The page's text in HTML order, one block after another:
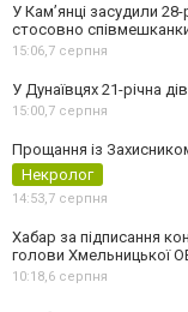
У Камʼянці засудили
стосовно
15:06,7 серпня
У Дунаївцях 21-річна
15:00,7 серпня
Прощання із
Некролог
14:53,7 серпня
Хабар за підписання
голови Хмельницької
10:18,6 серпня